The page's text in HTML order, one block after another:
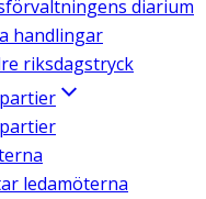
diarium
handlingar
riksdagstryck
ledamöterna